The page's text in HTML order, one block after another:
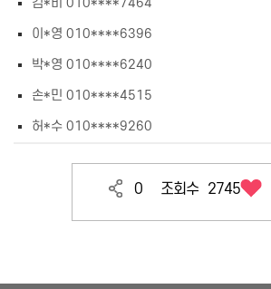
김*비 010****7464
이*영 010****6396
박*영 010****6240
손*민 010****4515
허*수 010****9260
0 조회수 2745